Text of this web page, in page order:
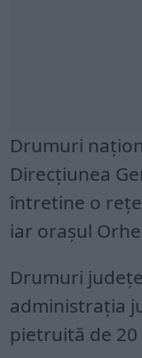
Drumuri
Direcțiunea
întretine o
iar orașul
Drumuri
administrația
pietruită de 20